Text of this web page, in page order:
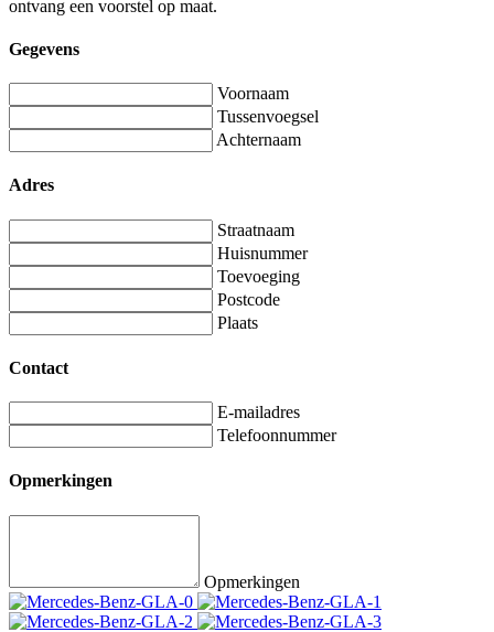
ontvang een voorstel op maat.
Gegevens
Voornaam
Tussenvoegsel
Achternaam
Adres
Straatnaam
Huisnummer
Toevoeging
Postcode
Plaats
Contact
E-mailadres
Telefoonnummer
Opmerkingen
Opmerkingen